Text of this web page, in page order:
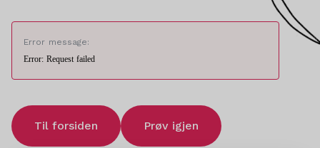
Error message:
Error: Request failed
Til forsiden Prøv igjen